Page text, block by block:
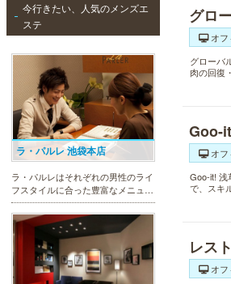
今行きたい、人気のメンズエ
ステ
ラ・パルレ 池袋本店
ラ・パルレはそれぞれの男性のライ
フスタイルに合った豊富なメニュー
で、男性の美をサポート。第一印象
UPに貢献致します。脱毛や引き締
め、フェイシャル等、初めての方で
も安心の体験コースも多数ご用意。
グロ
オ
グローバ
肉の回復
Goo-
オ
Goo-it! 浅
で、スキ
レス
オ